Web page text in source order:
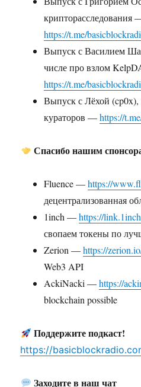
крипторасследования
https://t.me/
Выпуск с Василием
числе про взлом
https://t.me/
Выпуск с Лёхой (cp0x),
кураторов —https://
Спасибо нашим
Fluence —https://
децентрализованная
1inch —https://
свопаем токены по
Zerion —https://
Web3 API
AckiNacki —https://
blockchain possible
Поддержите подкаст!
https://
Заходите в наш чат